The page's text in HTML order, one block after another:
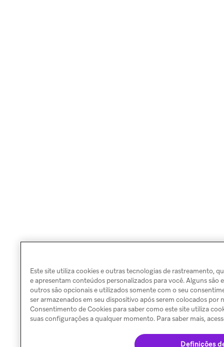
Este site utiliza cookies e outras tecnologias de rastreamento,
e apresentam conteúdos personalizados para você. Alguns são
outros são opcionais e utilizados somente com o seu
ser armazenados em seu dispositivo após serem colocados
Consentimento de Cookies para saber como este site utiliza
suas configurações a qualquer momento. Para saber mais,
Definições